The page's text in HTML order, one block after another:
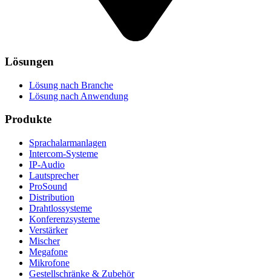
Lösungen
Lösung nach Branche
Lösung nach Anwendung
Produkte
Sprachalarmanlagen
Intercom-Systeme
IP-Audio
Lautsprecher
ProSound
Distribution
Drahtlossysteme
Konferenzsysteme
Verstärker
Mischer
Megafone
Mikrofone
Gestellschränke & Zubehör